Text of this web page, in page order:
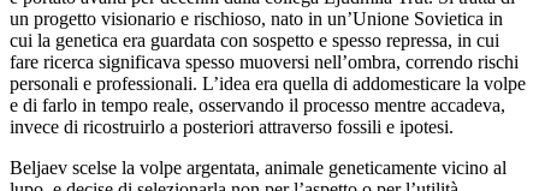
un progetto visionario e rischioso, nato in un’Unione Sovietica in
cui la genetica era guardata con sospetto e spesso repressa, in cui
fare ricerca significava spesso muoversi nell’ombra, correndo rischi
personali e professionali. L’idea era quella di addomesticare la volpe
e di farlo in tempo reale, osservando il processo mentre accadeva,
invece di ricostruirlo a posteriori attraverso fossili e ipotesi.
Beljaev scelse la volpe argentata, animale geneticamente vicino al